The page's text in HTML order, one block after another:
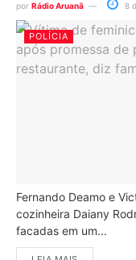
por Rádio Aruanã 8
POLÍCIA
Fernando Deamo e
cozinheira Daiany
facadas em um...